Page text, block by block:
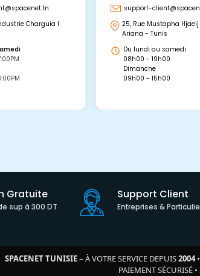
Charguia I
support-
25, Rue Mustapha
Ariana - Tunis
Du lundi au samedi
08h00 - 19h00
Dimanche
09h00 - 15h00
Gratuite
sup à 300 DT
Support Client
Entreprises &
SPACENET TUNISIE– À VOTRE SERVICE DEPUIS2004•
PAIEMENT SÉCURISÉ •